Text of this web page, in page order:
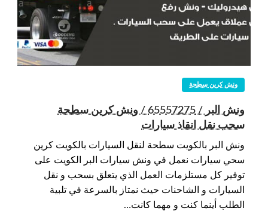
ونش كرين سطحة
ونش البر / 65557275 / ونش كرين سطحة
سحب نقل انقاذ سيارات
ونش البر بالكويت سطحة لنقل السيارات بالكويت كرين
سحي سيارات نعمل في ونش سيارات البر الكويت على
توفير كل مستلزمات العمل الذي يتعلق بسحب و نقل
السيارات و الشاحنات حيث نمتاز بالسرعة في تلبية
الطلب أينما كنت و مهما كانت…